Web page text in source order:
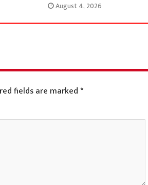
August 4, 2026
fields are marked*